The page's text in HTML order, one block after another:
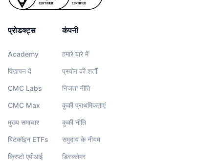
प्रोडक्ट्स
Academy
विज्ञापन दें
CMC Labs
CMC Max
मुख्य समाचार
बिटकॉइन ETFs
क्रिप्टो एपीआई
कंपनी
हमारे बारे में
प्रयोग की शर्तों
निजता नीति
कुकी प्राथमिकताएं
कुकी नीति
समुदाय के नीयम
डिस्क्लेमर